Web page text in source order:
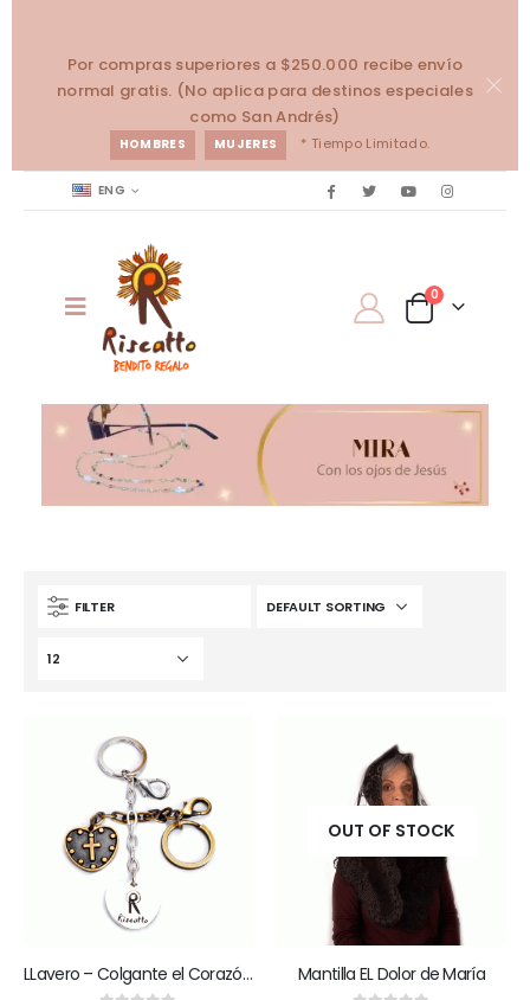
Por compras superiores a $250.000 recibe envío
normal gratis. (No aplica para destinos especiales
como San Andrés)
HOMBRES MUJERES * Tiempo Limitado.
ENG
0
FILTER
LLavero – Colgante el Corazón de María va conmigo
OUT OF STOCK
Mantilla EL Dolor de María